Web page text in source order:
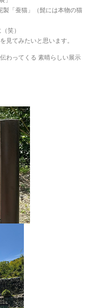
製「蚕猫」（髭には本物の猫
笑）
見てみたいと思います。
わってくる 素晴らしい展示